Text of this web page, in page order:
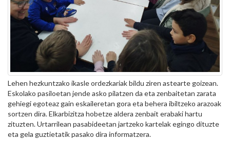
Lehen hezkuntzako ikasle ordezkariak bildu ziren astearte goizean.
Eskolako pasiloetan jende asko pilatzen da eta zenbaitetan zarata
gehiegi egoteaz gain eskaileretan gora eta behera ibiltzeko arazoak
sortzen dira. Elkarbizitza hobetze aldera zenbait erabaki hartu
zituzten. Urtarrilean pasabideetan jartzeko kartelak egingo dituzte
eta gela guztietatik pasako dira informatzera.